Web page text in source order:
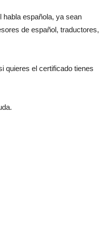
habla española, ya sean
de español, traductores,
quieres el certificado tienes